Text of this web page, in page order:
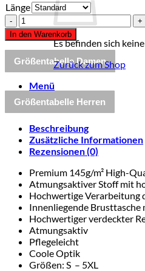
Es befinden sich
Zurück zum Shop
Menü
Länge
Dart
Shirt
"Mac
Leods"
weiß
In den Warenkorb
Größentabelle Damen
Größentabelle Herren
Beschreibung
Zusätzliche Informationen
Rezensionen (0)
Premium 145g/m² High-
Atmungsaktiver Stoff mit
Hochwertige Verarbeitung
Innenliegende Brusttasche
Hochwertiger verdeckter
Atmungsaktiv
Pflegeleicht
Coole Optik
Größen: S – 5XL